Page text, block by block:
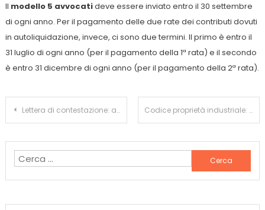
Il modello 5 avvocatideve essere inviato entro il 30 settembre
di ogni anno. Per il pagamento delle due rate dei contributi dovuti
in autoliquidazione, invece, ci sono due termini. Il primo è entro il
31 luglio di ogni anno (per il pagamento della 1ª rata) e il secondo
è entro 31 dicembre di ogni anno (per il pagamento della 2ª rata).
Navigazione
Lettera di contestazione: a cosa serve? Come scriverla nel modo giusto? Codice proprietà industriale: che cos’è? A cosa serve? Ci sono procedure specifiche che lo riguardano?
Ricerca
per: